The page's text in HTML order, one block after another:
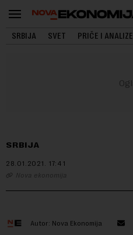
SRBIJA SVET PRIČE I ANALIZE
SRBIJA
28.01.2021. 17:41
Nova ekonomija
Autor: Nova Ekonomija